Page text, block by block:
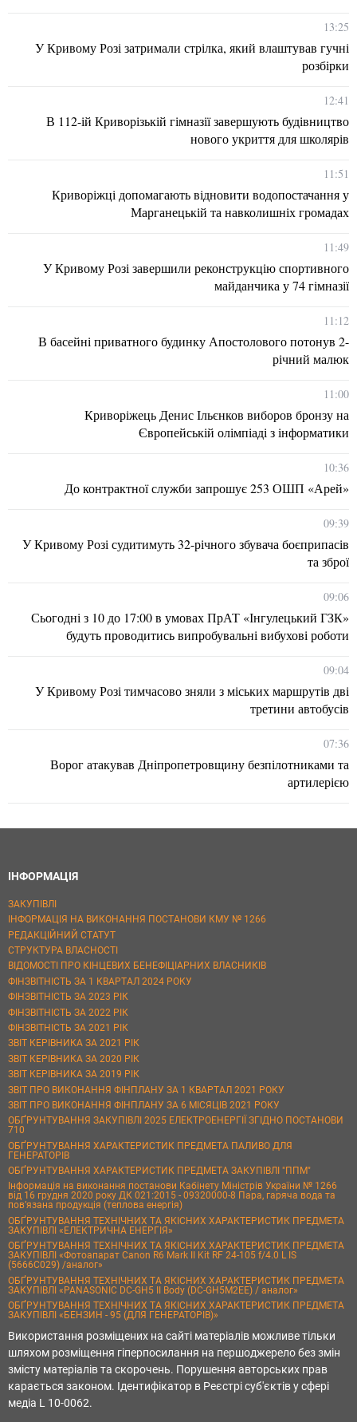
13:25
У Кривому Розі затримали стрілка, який влаштував гучні
розбірки
12:41
В 112-ій Криворізькій гімназії завершують будівництво
нового укриття для школярів
11:51
Криворіжці допомагають відновити водопостачання у
Марганецькій та навколишніх громадах
11:49
У Кривому Розі завершили реконструкцію спортивного
майданчика у 74 гімназії
11:12
В басейні приватного будинку Апостолового потонув 2-
річний малюк
11:00
Криворіжець Денис Ільєнков виборов бронзу на
Європейській олімпіаді з інформатики
10:36
До контрактної служби запрошує 253 ОШП «Арей»
09:39
У Кривому Розі судитимуть 32-річного збувача боєприпасів
та зброї
09:06
Сьогодні з 10 до 17:00 в умовах ПрАТ «Інгулецький ГЗК»
будуть проводитись випробувальні вибухові роботи
09:04
У Кривому Розі тимчасово зняли з міських маршрутів дві
третини автобусів
07:36
Ворог атакував Дніпропетровщину безпілотниками та
артилерією
ІНФОРМАЦІЯ
ЗАКУПІВЛІ
ІНФОРМАЦІЯ НА ВИКОНАННЯ ПОСТАНОВИ КМУ № 1266
РЕДАКЦІЙНИЙ СТАТУТ
СТРУКТУРА ВЛАСНОСТІ
ВІДОМОСТІ ПРО КІНЦЕВИХ БЕНЕФІЦІАРНИХ ВЛАСНИКІВ
ФІНЗВІТНІСТЬ ЗА 1 КВАРТАЛ 2024 РОКУ
ФІНЗВІТНІСТЬ ЗА 2023 РІК
ФІНЗВІТНІСТЬ ЗА 2022 РІК
ФІНЗВІТНІСТЬ ЗА 2021 РІК
ЗВІТ КЕРІВНИКА ЗА 2021 РІК
ЗВІТ КЕРІВНИКА ЗА 2020 РІК
ЗВІТ КЕРІВНИКА ЗА 2019 РІК
ЗВІТ ПРО ВИКОНАННЯ ФІНПЛАНУ ЗА 1 КВАРТАЛ 2021 РОКУ
ЗВІТ ПРО ВИКОНАННЯ ФІНПЛАНУ ЗА 6 МІСЯЦІВ 2021 РОКУ
ОБҐРУНТУВАННЯ ЗАКУПІВЛІ 2025 ЕЛЕКТРОЕНЕРГІЇ ЗГІДНО ПОСТАНОВИ
710
ОБҐРУНТУВАННЯ ХАРАКТЕРИСТИК ПРЕДМЕТА ПАЛИВО ДЛЯ
ГЕНЕРАТОРІВ
ОБҐРУНТУВАННЯ ХАРАКТЕРИСТИК ПРЕДМЕТА ЗАКУПІВЛІ "ППМ"
Інформація на виконання постанови Кабінету Міністрів України № 1266
від 16 грудня 2020 року ДК 021:2015 - 09320000-8 Пара, гаряча вода та
пов’язана продукція (теплова енергія)
ОБҐРУНТУВАННЯ ТЕХНІЧНИХ ТА ЯКІСНИХ ХАРАКТЕРИСТИК ПРЕДМЕТА
ЗАКУПІВЛІ «ЕЛЕКТРИЧНА ЕНЕРГІЯ»
ОБҐРУНТУВАННЯ ТЕХНІЧНИХ ТА ЯКІСНИХ ХАРАКТЕРИСТИК ПРЕДМЕТА
ЗАКУПІВЛІ «Фотоапарат Canon R6 Mark II Kit RF 24-105 f/4.0 L IS
(5666C029) /аналог»
ОБҐРУНТУВАННЯ ТЕХНІЧНИХ ТА ЯКІСНИХ ХАРАКТЕРИСТИК ПРЕДМЕТА
ЗАКУПІВЛІ «PANASONIC DC-GH5 II Body (DC-GH5M2EE) / аналог»
ОБҐРУНТУВАННЯ ТЕХНІЧНИХ ТА ЯКІСНИХ ХАРАКТЕРИСТИК ПРЕДМЕТА
ЗАКУПІВЛІ «БЕНЗИН - 95 (ДЛЯ ГЕНЕРАТОРІВ)»
Використання розміщених на сайті матеріалів можливе тільки
шляхом розміщення гіперпосилання на першоджерело без змін
змісту матеріалів та скорочень. Порушення авторських прав
карається законом. Ідентифікатор в Реєстрі суб'єктів у сфері
медіа L 10-0062.